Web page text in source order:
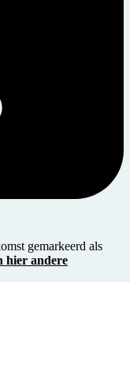
gemarkeerd als
hier andere